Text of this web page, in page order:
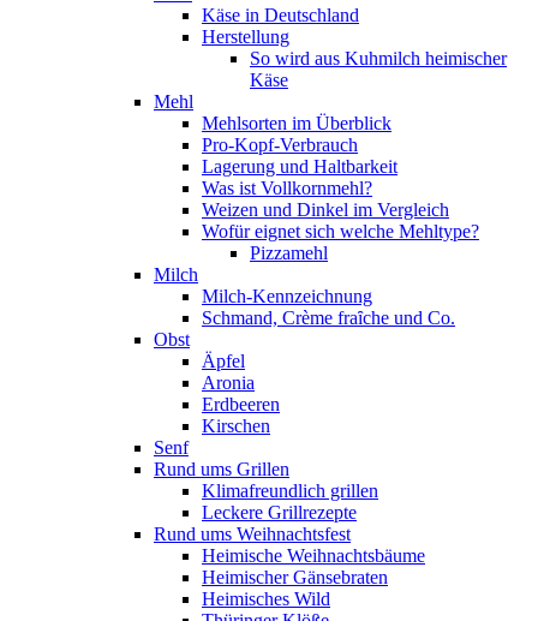
Käse in Deutschland
Herstellung
So wird aus Kuhmilch heimischer
Käse
Mehl
Mehlsorten im Überblick
Pro-Kopf-Verbrauch
Lagerung und Haltbarkeit
Was ist Vollkornmehl?
Weizen und Dinkel im Vergleich
Wofür eignet sich welche Mehltype?
Pizzamehl
Milch
Milch-Kennzeichnung
Schmand, Crème fraȋche und Co.
Obst
Äpfel
Aronia
Erdbeeren
Kirschen
Senf
Rund ums Grillen
Klimafreundlich grillen
Leckere Grillrezepte
Rund ums Weihnachtsfest
Heimische Weihnachtsbäume
Heimischer Gänsebraten
Heimisches Wild